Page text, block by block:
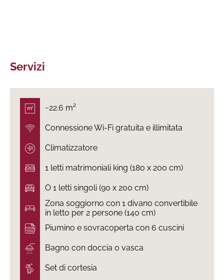
Servizi
~22.6 m²
Connessione Wi-Fi gratuita e illimitata
Climatizzatore
1 letti matrimoniali king (180 x 200 cm)
O 1 letti singoli (90 x 200 cm)
Zona soggiorno con 1 divano convertibile
in letto per 2 persone (140 cm)
Piumino e sovracoperta con 6 cuscini
Bagno con doccia o vasca
Set di cortesia